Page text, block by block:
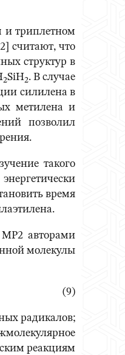
и триплетном
считают, что
структур в
2SiH2. В случае
силилена в
метилена и
позволил
такого
время
авторами
молекулы
радикалов;
реакциям